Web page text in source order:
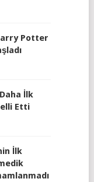
Potter
İlk
Etti
İlk